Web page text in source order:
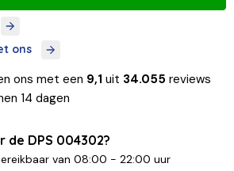
ons
ons met een 9,1 uit 34.055 reviews
14 dagen
de DPS 004302?
van 08:00 - 22:00 uur